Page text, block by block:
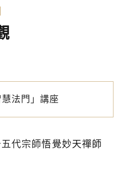
法門」講座
代宗師悟覺妙天禪師